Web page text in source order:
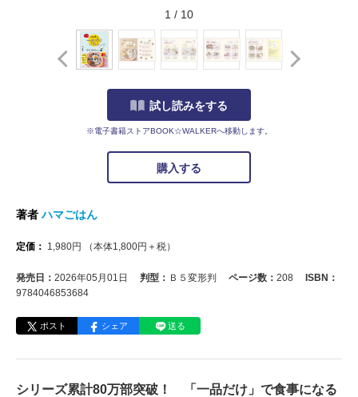
1 / 10
試し読みをする
※電子書籍ストアBOOK☆WALKERへ移動します。
購入する
著者ハマごはん
定価： 1,980円 （本体1,800円＋税）
発売日： 2026年05月01日 判型： Ｂ５変形判 ページ数： 208
ISBN：
9784046853684
ポスト シェア 送る
シリーズ累計80万部突破！ 「一品だけ」で食事になる